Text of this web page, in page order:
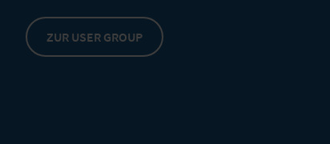
ZUR USER GROUP